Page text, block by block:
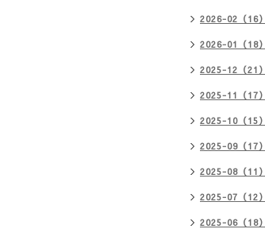
2026-02（16）
2026-01（18）
2025-12（21）
2025-11（17）
2025-10（15）
2025-09（17）
2025-08（11）
2025-07（12）
2025-06（18）